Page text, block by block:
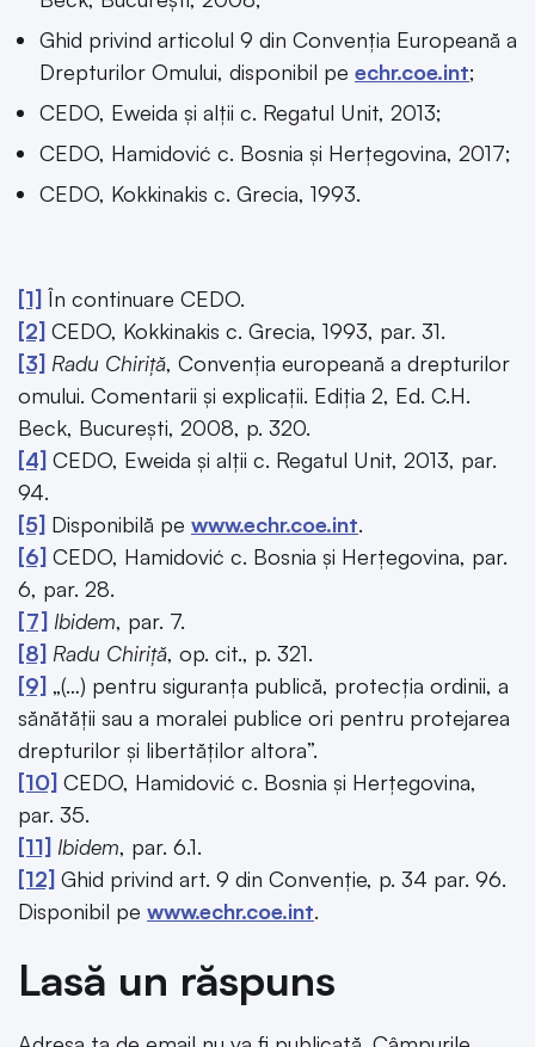
Ghid privind articolul 9 din Convenția Europeană a
Drepturilor Omului, disponibil pe echr.coe.int;
CEDO, Eweida și alții c. Regatul Unit, 2013;
CEDO, Hamidović c. Bosnia și Herțegovina, 2017;
CEDO, Kokkinakis c. Grecia, 1993.
[1] În continuare CEDO.
[2] CEDO, Kokkinakis c. Grecia, 1993, par. 31.
[3] Radu Chiriță, Convenția europeană a drepturilor
omului. Comentarii și explicații. Ediția 2, Ed. C.H.
Beck, București, 2008, p. 320.
[4] CEDO, Eweida și alții c. Regatul Unit, 2013, par.
94.
[5] Disponibilă pe www.echr.coe.int.
[6] CEDO, Hamidović c. Bosnia și Herțegovina, par.
6, par. 28.
[7] Ibidem, par. 7.
[8] Radu Chiriță, op. cit., p. 321.
[9] „(…) pentru siguranța publică, protecția ordinii, a
sănătății sau a moralei publice ori pentru protejarea
drepturilor și libertăților altora”.
[10] CEDO, Hamidović c. Bosnia și Herțegovina,
par. 35.
[11] Ibidem, par. 6.1.
[12] Ghid privind art. 9 din Convenție, p. 34 par. 96.
Disponibil pe www.echr.coe.int.
Lasă un răspuns